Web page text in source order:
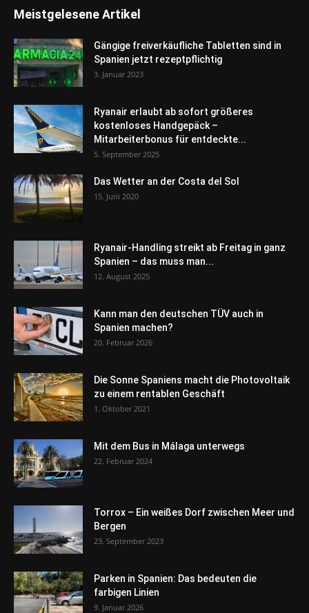
Meistgelesene Artikel
Gängige freiverkäufliche Tabletten sind in
Spanien jetzt rezeptpflichtig
3. Januar 2023
Ryanair erlaubt ab sofort größeres
kostenloses Handgepäck –
Mitarbeiterbonus für entdeckte...
5. September 2025
Das Wetter an der Costa del Sol
15. Juni 2020
Ryanair-Handling streikt ab Freitag in ganz
Spanien – das muss man...
12. August 2025
Kann man den deutschen TÜV auch in
Spanien machen?
20. Februar 2026
Die Sonne Spaniens macht die Photovoltaik
zu einem rentablen Geschäft
1. Oktober 2021
Mit dem Bus in Málaga unterwegs
22. Februar 2024
Torrox – Ein weißes Dorf zwischen Meer und
Bergen
23. September 2023
Parken in Spanien: Das bedeuten die
farbigen Linien
9. Januar 2026